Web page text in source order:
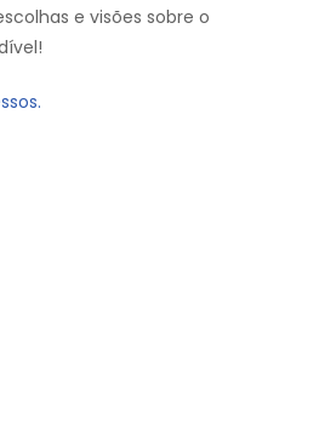
e visões sobre o